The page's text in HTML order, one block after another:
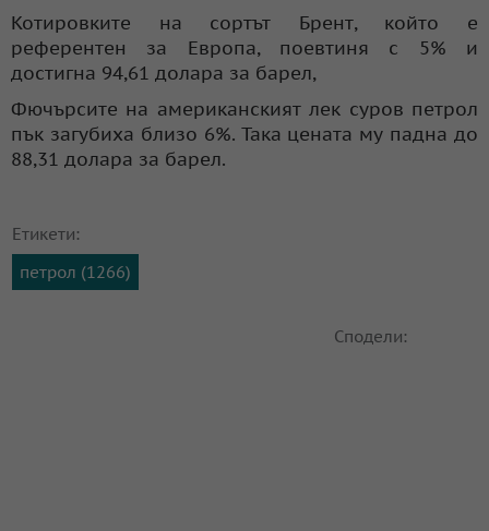
Котировките на сортът Брент, който е
референтен за Европа, поевтиня с 5% и
достигна 94,61 долара за барел,
Фючърсите на американският лек суров петрол
пък загубиха близо 6%. Така цената му падна до
88,31 долара за барел.
Етикети:
петрол (1266)
Сподели: